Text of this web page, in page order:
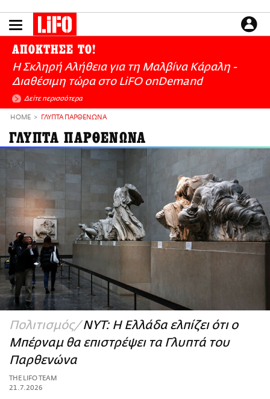
το
LIFO SHOP
NEWSLETTER
ΜΙΚΡΟΠΡΑΓΜΑΤΑ
THE GOOD LIFO
LIFOLAND
CITY GUIDE
ΑΜΠΑ
PRINT
ΕΙΔΗΣΕΙΣ
CULTURE
ΑΠΟΨΕΙΣ
ΤΡΟΠΟΣ ΖΩΗΣ
PODCASTS
Plus
ΑΠΟΚΤΗΣΕ ΤΟ!
Η Σκληρή Αλήθεια για τη Μαλβίνα Κάραλη -
Διαθέσιμη τώρα στo LiFO onDemand
Δείτε περισσότερα
HOME ΓΛΥΠΤΑ ΠΑΡΘΕΝΩΝΑ
ΓΛΥΠΤΑ ΠΑΡΘΕΝΩΝΑ
Πολιτισμός NYT: Η Ελλάδα ελπίζει ότι ο
Μπέρναμ θα επιστρέψει τα Γλυπτά του
Παρθενώνα
THE LIFO TEAM
21.7.2026